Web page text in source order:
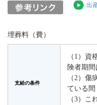
出
埋葬料（費）
支給の条件
（1）
険者期間
（2）
ている間
（3）